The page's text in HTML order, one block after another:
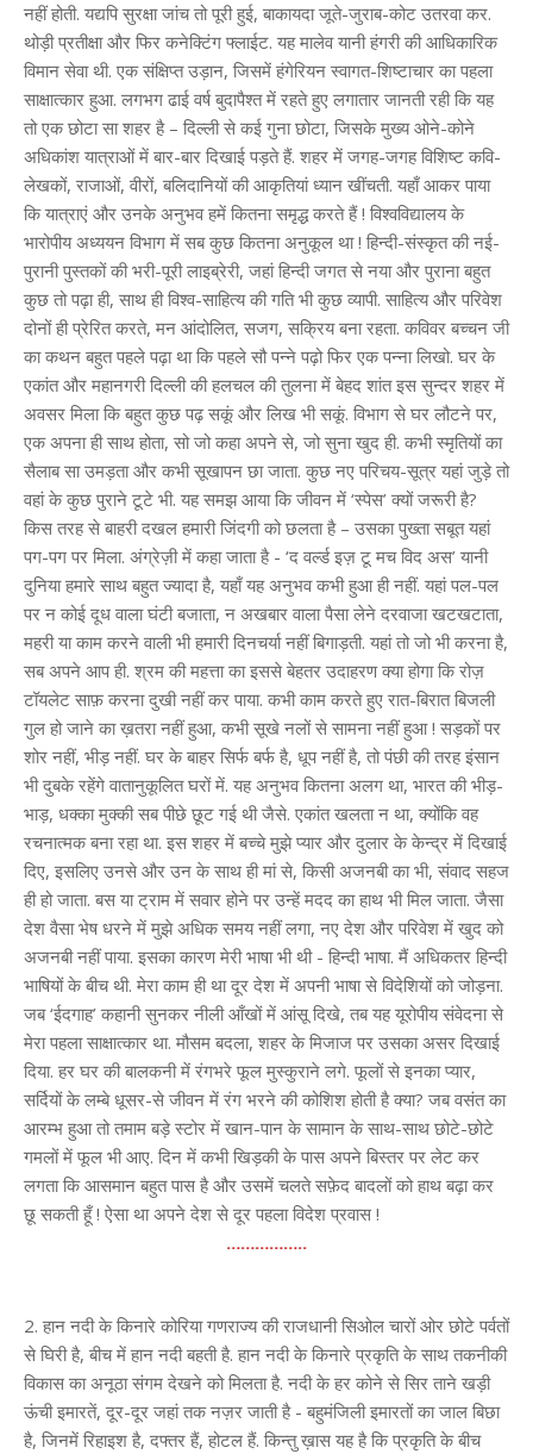
नहीं होती. यद्यपि सुरक्षा जांच तो पूरी हुई, बाकायदा जूते-जुराब-कोट उतरवा कर.
थोड़ी प्रतीक्षा और फिर कनेक्टिंग फ्लाईट. यह मालेव यानी हंगरी की आधिकारिक
विमान सेवा थी. एक संक्षिप्त उड़ान, जिसमें हंगेरियन स्वागत-शिष्टाचार का पहला
साक्षात्कार हुआ. लगभग ढाई वर्ष बुदापैश्त में रहते हुए लगातार जानती रही कि यह
तो एक छोटा सा शहर है – दिल्ली से कई गुना छोटा, जिसके मुख्य ओने-कोने
अधिकांश यात्राओं में बार-बार दिखाई पड़ते हैं. शहर में जगह-जगह विशिष्ट कवि-
लेखकों, राजाओं, वीरों, बलिदानियों की आकृतियां ध्यान खींचती. यहाँ आकर पाया
कि यात्राएं और उनके अनुभव हमें कितना समृद्ध करते हैं ! विश्वविद्यालय के
भारोपीय अध्ययन विभाग में सब कुछ कितना अनुकूल था ! हिन्दी-संस्कृत की नई-
पुरानी पुस्तकों की भरी-पूरी लाइब्रेरी, जहां हिन्दी जगत से नया और पुराना बहुत
कुछ तो पढ़ा ही, साथ ही विश्व-साहित्य की गति भी कुछ व्यापी. साहित्य और परिवेश
दोनों ही प्रेरित करते, मन आंदोलित, सजग, सक्रिय बना रहता. कविवर बच्चन जी
का कथन बहुत पहले पढ़ा था कि पहले सौ पन्ने पढ़ो फिर एक पन्ना लिखो. घर के
एकांत और महानगरी दिल्ली की हलचल की तुलना में बेहद शांत इस सुन्दर शहर में
अवसर मिला कि बहुत कुछ पढ़ सकूं और लिख भी सकूं. विभाग से घर लौटने पर,
एक अपना ही साथ होता, सो जो कहा अपने से, जो सुना खुद ही. कभी स्मृतियों का
सैलाब सा उमड़ता और कभी सूखापन छा जाता. कुछ नए परिचय-सूत्र यहां जुड़े तो
वहां के कुछ पुराने टूटे भी. यह समझ आया कि जीवन में ‘स्पेस’ क्यों जरूरी है?
किस तरह से बाहरी दखल हमारी जिंदगी को छलता है – उसका पुख्ता सबूत यहां
पग-पग पर मिला. अंग्रेज़ी में कहा जाता है - ‘द वर्ल्ड इज़ टू मच विद अस’ यानी
दुनिया हमारे साथ बहुत ज्यादा है, यहाँ यह अनुभव कभी हुआ ही नहीं. यहां पल-पल
पर न कोई दूध वाला घंटी बजाता, न अखबार वाला पैसा लेने दरवाजा खटखटाता,
महरी या काम करने वाली भी हमारी दिनचर्या नहीं बिगाड़ती. यहां तो जो भी करना है,
सब अपने आप ही. श्रम की महत्ता का इससे बेहतर उदाहरण क्या होगा कि रोज़
टॉयलेट साफ़ करना दुखी नहीं कर पाया. कभी काम करते हुए रात-बिरात बिजली
गुल हो जाने का ख़तरा नहीं हुआ, कभी सूखे नलों से सामना नहीं हुआ ! सड़कों पर
शोर नहीं, भीड़ नहीं. घर के बाहर सिर्फ बर्फ है, धूप नहीं है, तो पंछी की तरह इंसान
भी दुबके रहेंगे वातानुकूलित घरों में. यह अनुभव कितना अलग था, भारत की भीड़-
भाड़, धक्का मुक्की सब पीछे छूट गई थी जैसे. एकांत खलता न था, क्योंकि वह
रचनात्मक बना रहा था. इस शहर में बच्चे मुझे प्यार और दुलार के केन्द्र में दिखाई
दिए, इसलिए उनसे और उन के साथ ही मां से, किसी अजनबी का भी, संवाद सहज
ही हो जाता. बस या ट्राम में सवार होने पर उन्हें मदद का हाथ भी मिल जाता. जैसा
देश वैसा भेष धरने में मुझे अधिक समय नहीं लगा, नए देश और परिवेश में खुद को
अजनबी नहीं पाया. इसका कारण मेरी भाषा भी थी - हिन्दी भाषा. मैं अधिकतर हिन्दी
भाषियों के बीच थी. मेरा काम ही था दूर देश में अपनी भाषा से विदेशियों को जोड़ना.
जब ‘ईदगाह’ कहानी सुनकर नीली आँखों में आंसू दिखे, तब यह यूरोपीय संवेदना से
मेरा पहला साक्षात्कार था. मौसम बदला, शहर के मिजाज पर उसका असर दिखाई
दिया. हर घर की बालकनी में रंगभरे फूल मुस्कुराने लगे. फूलों से इनका प्यार,
सर्दियों के लम्बे धूसर-से जीवन में रंग भरने की कोशिश होती है क्या? जब वसंत का
आरम्भ हुआ तो तमाम बड़े स्टोर में खान-पान के सामान के साथ-साथ छोटे-छोटे
गमलों में फूल भी आए. दिन में कभी खिड़की के पास अपने बिस्तर पर लेट कर
लगता कि आसमान बहुत पास है और उसमें चलते सफ़ेद बादलों को हाथ बढ़ा कर
छू सकती हूँ ! ऐसा था अपने देश से दूर पहला विदेश प्रवास !
……………..
2. हान नदी के किनारे कोरिया गणराज्य की राजधानी सिओल चारों ओर छोटे पर्वतों
से घिरी है, बीच में हान नदी बहती है. हान नदी के किनारे प्रकृति के साथ तकनीकी
विकास का अनूठा संगम देखने को मिलता है. नदी के हर कोने से सिर ताने खड़ी
ऊंची इमारतें, दूर-दूर जहां तक नज़र जाती है - बहुमंजिली इमारतों का जाल बिछा
है, जिनमें रिहाइश है, दफ्तर हैं, होटल हैं. किन्तु ख़ास यह है कि प्रकृति के बीच